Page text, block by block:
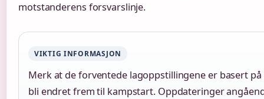
motstanderens forsvarslinje.
VIKTIG INFORMASJON
Merk at de forventede lagoppstillingene er basert
bli endret frem til kampstart. Oppdateringer